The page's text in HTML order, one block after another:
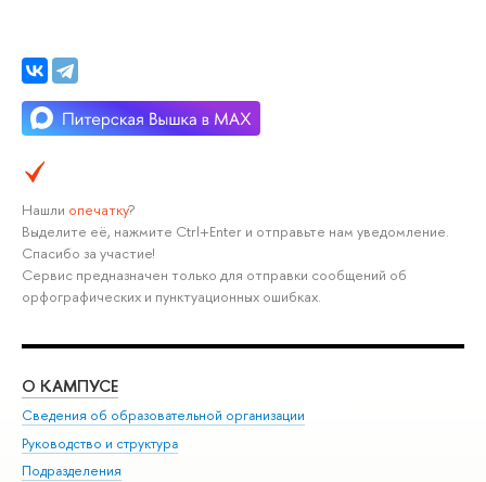
Нашли опечатку?
Выделите её, нажмите Ctrl+Enter и отправьте нам уведомление.
Спасибо за участие!
Сервис предназначен только для отправки сообщений об
орфографических и пунктуационных ошибках.
О КАМПУСЕ
Сведения об образовательной организации
Руководство и структура
Подразделения